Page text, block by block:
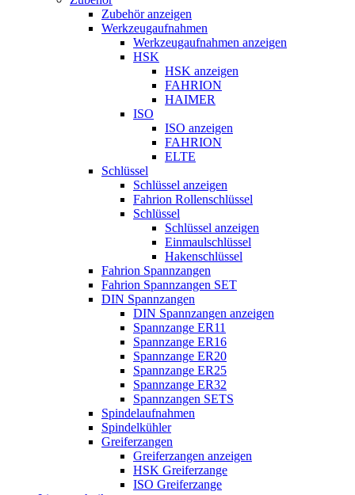
Zubehör anzeigen
Werkzeugaufnahmen
Werkzeugaufnahmen anzeigen
HSK
HSK anzeigen
FAHRION
HAIMER
ISO
ISO anzeigen
FAHRION
ELTE
Schlüssel
Schlüssel anzeigen
Fahrion Rollenschlüssel
Schlüssel
Schlüssel anzeigen
Einmaulschlüssel
Hakenschlüssel
Fahrion Spannzangen
Fahrion Spannzangen SET
DIN Spannzangen
DIN Spannzangen anzeigen
Spannzange ER11
Spannzange ER16
Spannzange ER20
Spannzange ER25
Spannzange ER32
Spannzangen SETS
Spindelaufnahmen
Spindelkühler
Greiferzangen
Greiferzangen anzeigen
HSK Greiferzange
ISO Greiferzange